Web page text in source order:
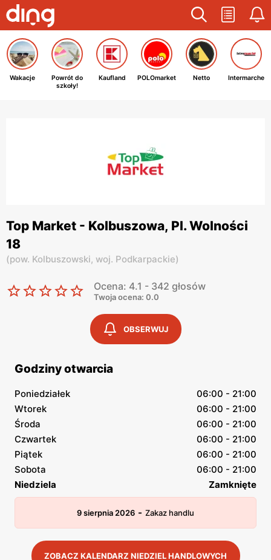
Wakacje
Powrót do
szkoły!
Kaufland POLOmarket Netto Intermarche
Top Market - Kolbuszowa, Pl. Wolności
18
(pow. Kolbuszowski, woj. Podkarpackie)
Ocena: 4.1 - 342 głosów
Twoja ocena: 0.0
OBSERWUJ
Godziny otwarcia
Poniedziałek
06:00 - 21:00
Wtorek
06:00 - 21:00
Środa
06:00 - 21:00
Czwartek
06:00 - 21:00
Piątek
06:00 - 21:00
Sobota
06:00 - 21:00
Niedziela
Zamknięte
9 sierpnia 2026 - Zakaz handlu
ZOBACZ KALENDARZ NIEDZIEL HANDLOWYCH